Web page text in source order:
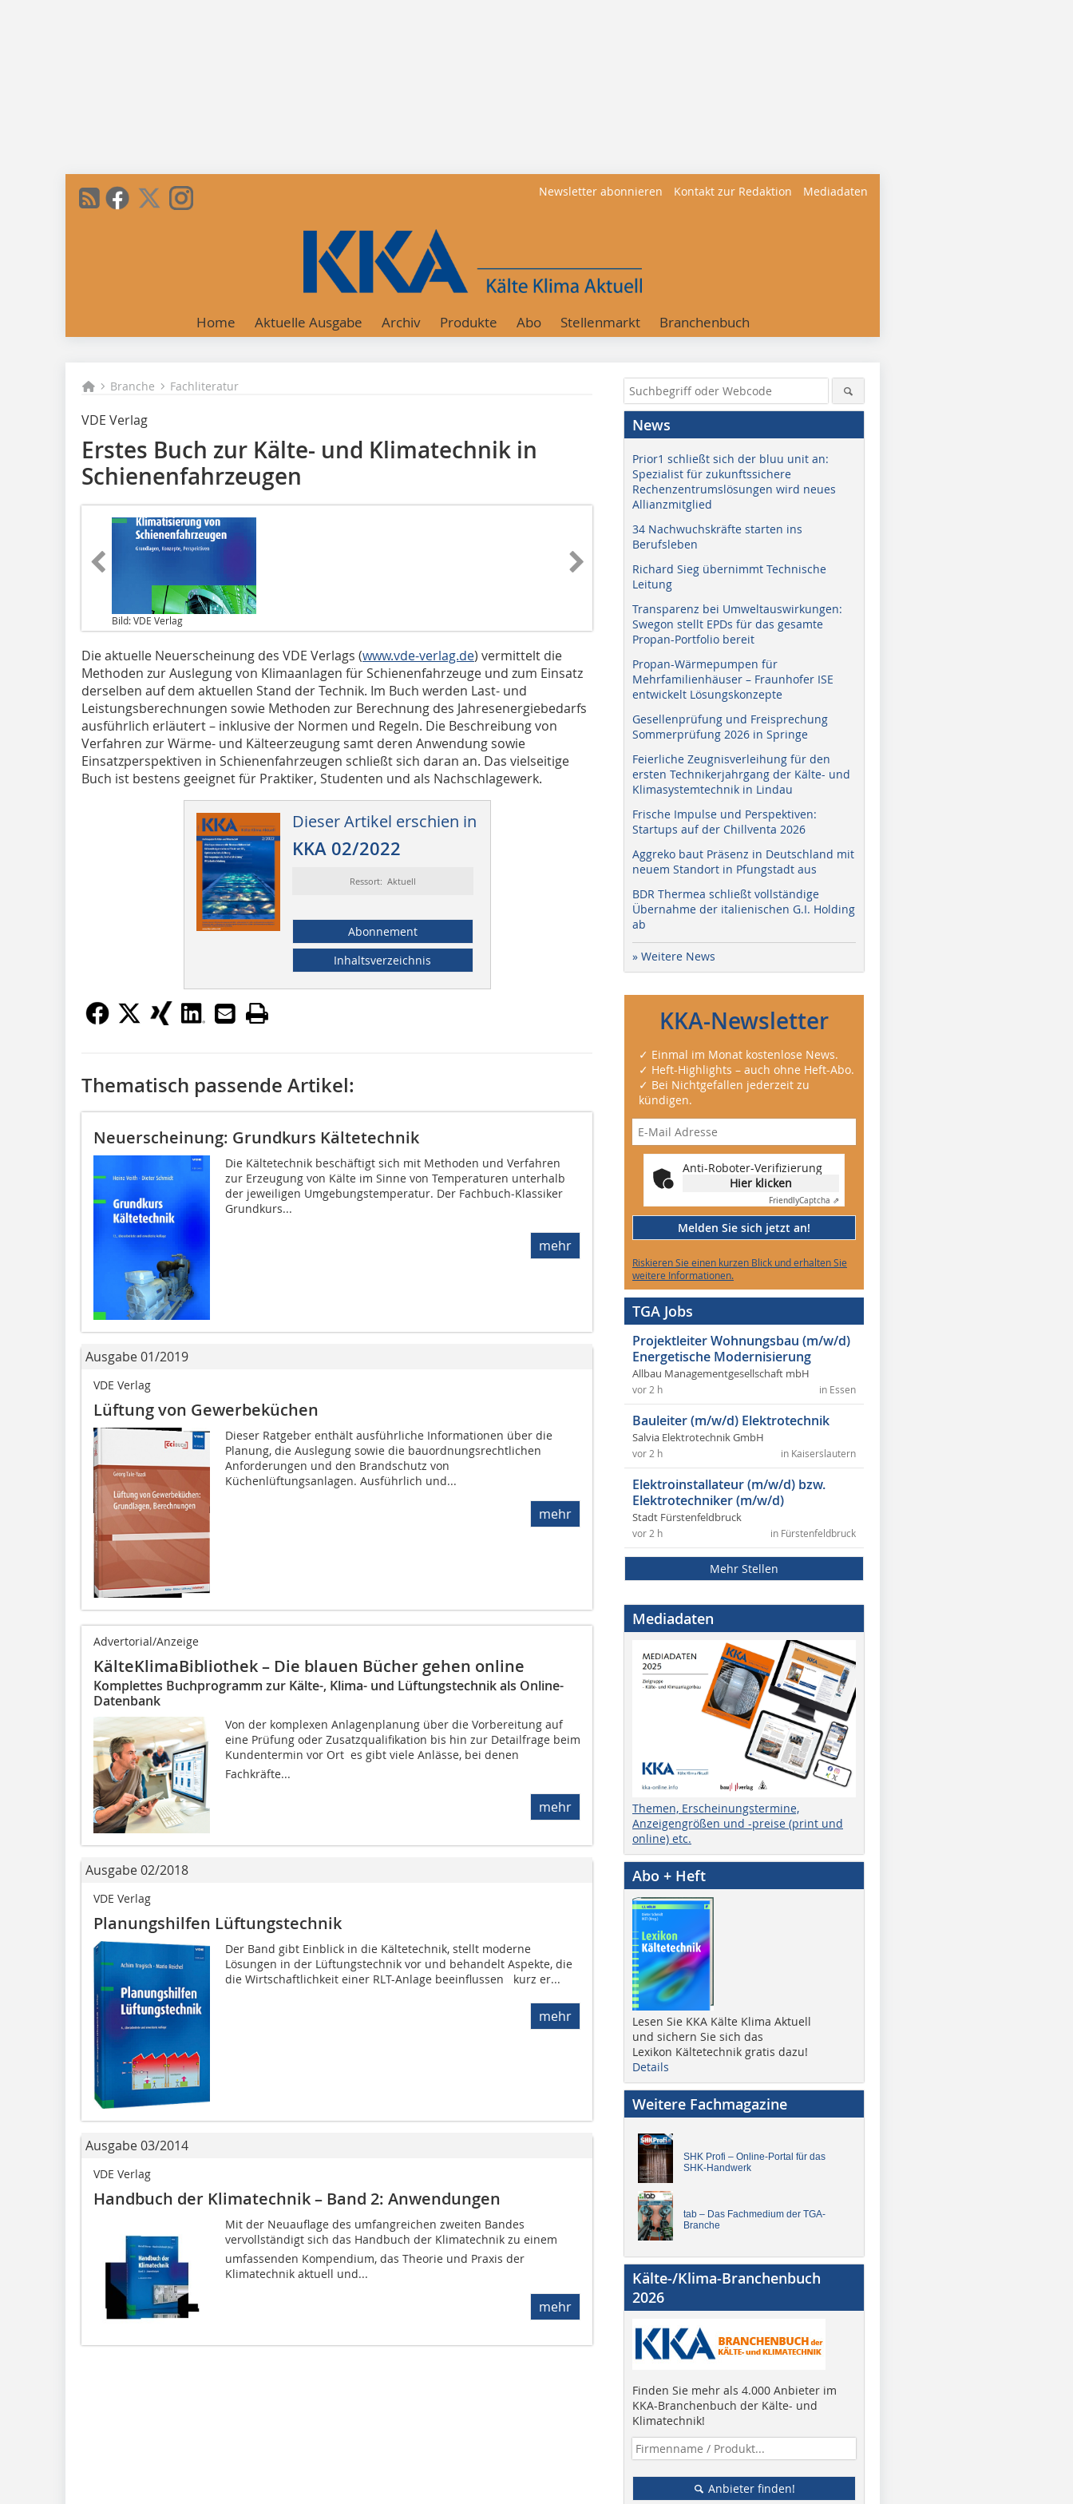
Newsletter abonnieren Kontakt zur Redaktion Mediadaten
Home Aktuelle Ausgabe Archiv Produkte Abo Stellenmarkt Branchenbuch
Branche Fachliteratur
VDE Verlag
Erstes Buch zur Kälte- und Klimatechnik in
Schienenfahrzeugen
Bild: VDE Verlag
Die aktuelle Neuerscheinung des VDE Verlags (www.vde-verlag.de) vermittelt die
Methoden zur Auslegung von Klimaanlagen für Schienenfahrzeuge und zum Einsatz
derselben auf dem aktuellen Stand der Technik. Im Buch werden Last- und
Leistungsberechnungen sowie Methoden zur Berechnung des Jahresenergiebedarfs
ausführlich erläutert – inklusive der Normen und Regeln. Die Beschreibung von
Verfahren zur Wärme- und Kälteerzeugung samt deren Anwendung sowie
Einsatzperspektiven in Schienenfahrzeugen schließt sich daran an. Das vielseitige
Buch ist bestens geeignet für Praktiker, Studenten und als Nachschlagewerk.
Dieser Artikel erschien in
KKA 02/2022
Ressort: Aktuell
Abonnement
Inhaltsverzeichnis
Thematisch passende Artikel:
Neuerscheinung: Grundkurs Kältetechnik
Die Kältetechnik beschäftigt sich mit Methoden und Verfahren
zur Erzeugung von Kälte im Sinne von Temperaturen unterhalb
der jeweiligen Umgebungstemperatur. Der Fachbuch-Klassiker
Grundkurs...
mehr
Ausgabe 01/2019
VDE Verlag
Lüftung von Gewerbeküchen
Dieser Ratgeber enthält ausführliche Informationen über die
Planung, die Auslegung sowie die bauordnungsrechtlichen
Anforderungen und den Brandschutz von
Küchenlüftungsanlagen. Ausführlich und...
mehr
Advertorial/Anzeige
KälteKlimaBibliothek – Die blauen Bücher gehen online
Komplettes Buchprogramm zur Kälte-, Klima- und Lüftungstechnik als Online-
Datenbank
Von der komplexen Anlagenplanung über die Vorbereitung auf
eine Prüfung oder Zusatzqualifikation bis hin zur Detailfrage beim
Kundentermin vor Ort  es gibt viele Anlässe, bei denen
Fachkräfte...
mehr
Ausgabe 02/2018
VDE Verlag
Planungshilfen Lüftungstechnik
Der Band gibt Einblick in die Kältetechnik, stellt moderne
Lösungen in der Lüftungstechnik vor und behandelt Aspekte, die
die Wirtschaftlichkeit einer RLT-Anlage beeinflussen  kurz er...
mehr
Ausgabe 03/2014
VDE Verlag
Handbuch der Klimatechnik – Band 2: Anwendungen
Mit der Neuauflage des umfangreichen zweiten Bandes
vervollständigt sich das Handbuch der Klimatechnik zu einem
umfassenden Kompendium, das Theorie und Praxis der
Klimatechnik aktuell und...
mehr
News
Prior1 schließt sich der bluu unit an:
Spezialist für zukunftssichere
Rechenzentrumslösungen wird neues
Allianzmitglied
34 Nachwuchskräfte starten ins
Berufsleben
Richard Sieg übernimmt Technische
Leitung
Transparenz bei Umweltauswirkungen:
Swegon stellt EPDs für das gesamte
Propan-Portfolio bereit
Propan-Wärmepumpen für
Mehrfamilienhäuser – Fraunhofer ISE
entwickelt Lösungskonzepte
Gesellenprüfung und Freisprechung
Sommerprüfung 2026 in Springe
Feierliche Zeugnisverleihung für den
ersten Technikerjahrgang der Kälte- und
Klimasystemtechnik in Lindau
Frische Impulse und Perspektiven:
Startups auf der Chillventa 2026
Aggreko baut Präsenz in Deutschland mit
neuem Standort in Pfungstadt aus
BDR Thermea schließt vollständige
Übernahme der italienischen G.I. Holding
ab
» Weitere News
KKA-Newsletter
✓ Einmal im Monat kostenlose News.
✓ Heft-Highlights – auch ohne Heft-Abo.
✓ Bei Nichtgefallen jederzeit zu
kündigen.
Anti-Roboter-Verifizierung
Hier klicken
FriendlyCaptcha ⇗
Melden Sie sich jetzt an!
Riskieren Sie einen kurzen Blick und erhalten Sie
weitere Informationen.
TGA Jobs
Projektleiter Wohnungsbau (m/w/d)
Energetische Modernisierung
Allbau Managementgesellschaft mbH
in Essen
vor 2 h
Bauleiter (m/w/d) Elektrotechnik
Salvia Elektrotechnik GmbH
in Kaiserslautern
vor 2 h
Elektroinstallateur (m/w/d) bzw.
Elektrotechniker (m/w/d)
Stadt Fürstenfeldbruck
in Fürstenfeldbruck
vor 2 h
Mehr Stellen
Mediadaten
Themen, Erscheinungstermine,
Anzeigengrößen und -preise (print und
online) etc.
Abo + Heft
Lesen Sie KKA Kälte Klima Aktuell
und sichern Sie sich das
Lexikon Kältetechnik gratis dazu!
Details
Weitere Fachmagazine
SHK Profi – Online-Portal für das
SHK-Handwerk
tab – Das Fachmedium der TGA-
Branche
Kälte-/Klima-Branchenbuch
2026
Finden Sie mehr als 4.000 Anbieter im
KKA-Branchenbuch der Kälte- und
Klimatechnik!
Anbieter finden!